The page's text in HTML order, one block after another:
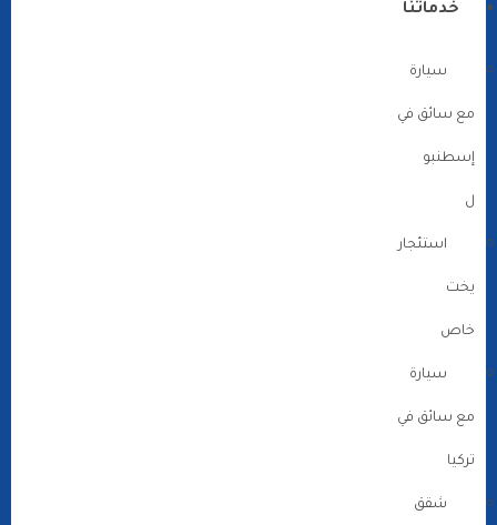
خدماتنا
سيارة
مع سائق في
إسطنبو
ل
استئجار
يخت
خاص
سيارة
مع سائق في
تركيا
شقق